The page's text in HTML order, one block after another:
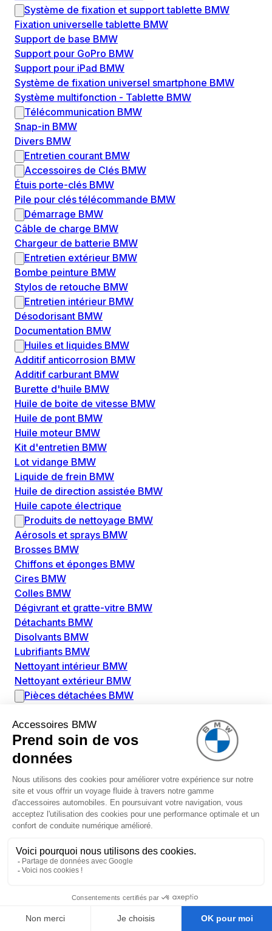
Système de fixation et support tablette BMW
Fixation universelle tablette BMW
Support de base BMW
Support pour GoPro BMW
Support pour iPad BMW
Système de fixation universel smartphone BMW
Système multifonction - Tablette BMW
Télécommunication BMW
Snap-in BMW
Divers BMW
Entretien courant BMW
Accessoires de Clés BMW
Étuis porte-clés BMW
Pile pour clés télécommande BMW
Démarrage BMW
Câble de charge BMW
Chargeur de batterie BMW
Entretien extérieur BMW
Bombe peinture BMW
Stylos de retouche BMW
Entretien intérieur BMW
Désodorisant BMW
Documentation BMW
Huiles et liquides BMW
Additif anticorrosion BMW
Additif carburant BMW
Burette d'huile BMW
Huile de boite de vitesse BMW
Huile de pont BMW
Huile moteur BMW
Kit d'entretien BMW
Lot vidange BMW
Liquide de frein BMW
Huile de direction assistée BMW
Huile capote électrique
Produits de nettoyage BMW
Aérosols et sprays BMW
Brosses BMW
Chiffons et éponges BMW
Cires BMW
Colles BMW
Dégivrant et gratte-vitre BMW
Détachants BMW
Disolvants BMW
Lubrifiants BMW
Nettoyant intérieur BMW
Nettoyant extérieur BMW
Pièces détachées BMW
Boitier papillon BMW
Faisceau de câble pour réservoir avec pompe
d'aspiration BMW
Pompe à carburant BMW
Pompe diesel BMW
Allumage / Préchauffage BMW
Bobines d'allumage BMW
Bougie de préchauffage BMW
Amortissement BMW
Amortisseur de vibrations BMW
Cassette de ressort en roulé BMW